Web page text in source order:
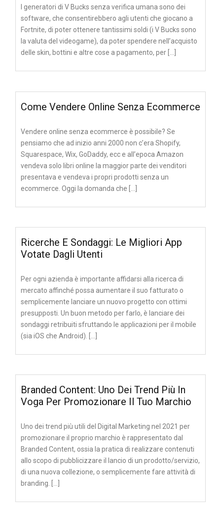
I generatori di V Bucks senza verifica umana sono dei
software, che consentirebbero agli utenti che giocano a
Fortnite, di poter ottenere tantissimi soldi (i V Bucks sono
la valuta del videogame), da poter spendere nell’acquisto
delle skin, bottini e altre cose a pagamento, per […]
Come Vendere Online Senza Ecommerce
Vendere online senza ecommerce è possibile? Se
pensiamo che ad inizio anni 2000 non c’era Shopify,
Squarespace, Wix, GoDaddy, ecc e all’epoca Amazon
vendeva solo libri online la maggior parte dei venditori
presentava e vendeva i propri prodotti senza un
ecommerce. Oggi la domanda che […]
Ricerche E Sondaggi: Le Migliori App
Votate Dagli Utenti
Per ogni azienda è importante affidarsi alla ricerca di
mercato affinché possa aumentare il suo fatturato o
semplicemente lanciare un nuovo progetto con ottimi
presupposti. Un buon metodo per farlo, è lanciare dei
sondaggi retribuiti sfruttando le applicazioni per il mobile
(sia iOS che Android). […]
Branded Content: Uno Dei Trend Più In
Voga Per Promozionare Il Tuo Marchio
Uno dei trend più utili del Digital Marketing nel 2021 per
promozionare il proprio marchio è rappresentato dal
Branded Content, ossia la pratica di realizzare contenuti
allo scopo di pubblicizzare il lancio di un prodotto/servizio,
di una nuova collezione, o semplicemente fare attività di
branding. […]